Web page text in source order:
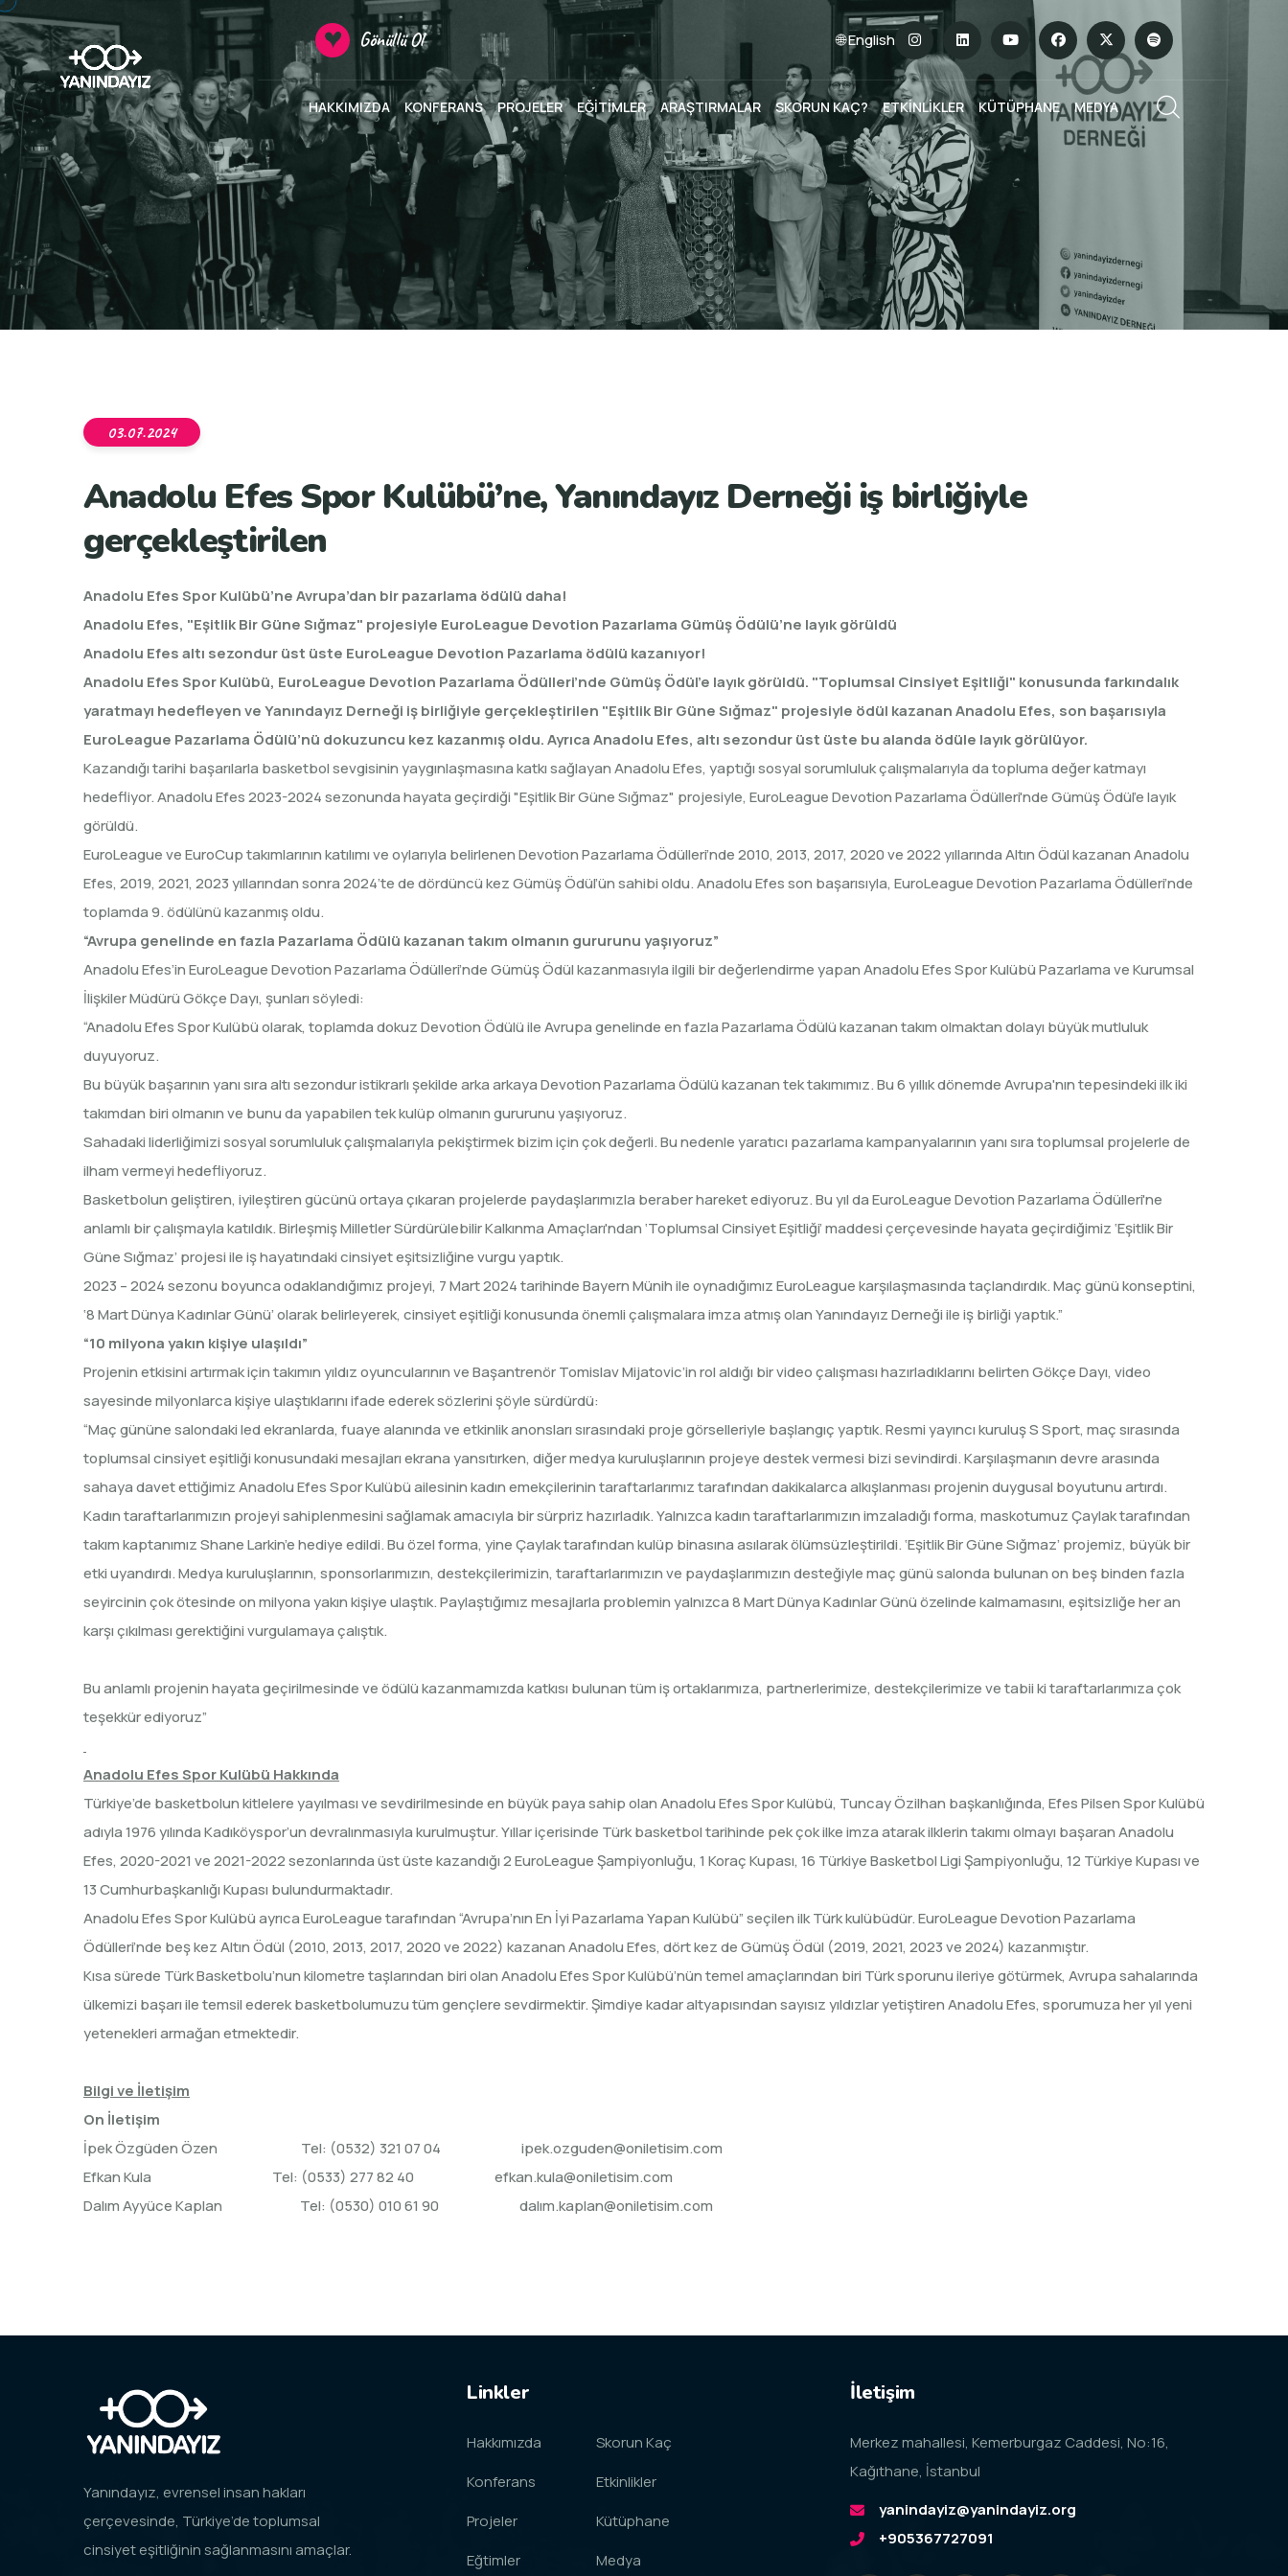
Gönüllü Ol 🌐 English
HAKKIMIZDA KONFERANS PROJELER EĞİTİMLER ARAŞTIRMALAR SKORUN KAÇ? ETKİNLİKLER KÜTÜPHANE MEDYA
03.07.2024
Anadolu Efes Spor Kulübü’ne, Yanındayız Derneği iş birliğiyle
gerçekleştirilen
Anadolu Efes Spor Kulübü’ne Avrupa’dan bir pazarlama ödülü daha!
Anadolu Efes, "Eşitlik Bir Güne Sığmaz" projesiyle EuroLeague Devotion Pazarlama Gümüş Ödülü’ne layık görüldü
Anadolu Efes altı sezondur üst üste EuroLeague Devotion Pazarlama ödülü kazanıyor!
Anadolu Efes Spor Kulübü, EuroLeague Devotion Pazarlama Ödülleri’nde Gümüş Ödül’e layık görüldü. "Toplumsal Cinsiyet Eşitliği" konusunda farkındalık
yaratmayı hedefleyen ve Yanındayız Derneği iş birliğiyle gerçekleştirilen "Eşitlik Bir Güne Sığmaz" projesiyle ödül kazanan Anadolu Efes, son başarısıyla
EuroLeague Pazarlama Ödülü’nü dokuzuncu kez kazanmış oldu. Ayrıca Anadolu Efes, altı sezondur üst üste bu alanda ödüle layık görülüyor.
Kazandığı tarihi başarılarla basketbol sevgisinin yaygınlaşmasına katkı sağlayan Anadolu Efes, yaptığı sosyal sorumluluk çalışmalarıyla da topluma değer katmayı
hedefliyor. Anadolu Efes 2023-2024 sezonunda hayata geçirdiği "Eşitlik Bir Güne Sığmaz" projesiyle, EuroLeague Devotion Pazarlama Ödülleri'nde Gümüş Ödül’e layık
görüldü.
EuroLeague ve EuroCup takımlarının katılımı ve oylarıyla belirlenen Devotion Pazarlama Ödülleri’nde 2010, 2013, 2017, 2020 ve 2022 yıllarında Altın Ödül kazanan Anadolu
Efes, 2019, 2021, 2023 yıllarından sonra 2024’te de dördüncü kez Gümüş Ödül’ün sahibi oldu. Anadolu Efes son başarısıyla, EuroLeague Devotion Pazarlama Ödülleri’nde
toplamda 9. ödülünü kazanmış oldu.
“Avrupa genelinde en fazla Pazarlama Ödülü kazanan takım olmanın gururunu yaşıyoruz”
Anadolu Efes’in EuroLeague Devotion Pazarlama Ödülleri’nde Gümüş Ödül kazanmasıyla ilgili bir değerlendirme yapan Anadolu Efes Spor Kulübü Pazarlama ve Kurumsal
İlişkiler Müdürü Gökçe Dayı, şunları söyledi:
“Anadolu Efes Spor Kulübü olarak, toplamda dokuz Devotion Ödülü ile Avrupa genelinde en fazla Pazarlama Ödülü kazanan takım olmaktan dolayı büyük mutluluk
duyuyoruz.
Bu büyük başarının yanı sıra altı sezondur istikrarlı şekilde arka arkaya Devotion Pazarlama Ödülü kazanan tek takımımız. Bu 6 yıllık dönemde Avrupa'nın tepesindeki ilk iki
takımdan biri olmanın ve bunu da yapabilen tek kulüp olmanın gururunu yaşıyoruz.
Sahadaki liderliğimizi sosyal sorumluluk çalışmalarıyla pekiştirmek bizim için çok değerli. Bu nedenle yaratıcı pazarlama kampanyalarının yanı sıra toplumsal projelerle de
ilham vermeyi hedefliyoruz.
Basketbolun geliştiren, iyileştiren gücünü ortaya çıkaran projelerde paydaşlarımızla beraber hareket ediyoruz. Bu yıl da EuroLeague Devotion Pazarlama Ödülleri'ne
anlamlı bir çalışmayla katıldık. Birleşmiş Milletler Sürdürülebilir Kalkınma Amaçları'ndan ‘Toplumsal Cinsiyet Eşitliği’ maddesi çerçevesinde hayata geçirdiğimiz ‘Eşitlik Bir
Güne Sığmaz’ projesi ile iş hayatındaki cinsiyet eşitsizliğine vurgu yaptık.
2023 – 2024 sezonu boyunca odaklandığımız projeyi, 7 Mart 2024 tarihinde Bayern Münih ile oynadığımız EuroLeague karşılaşmasında taçlandırdık. Maç günü konseptini,
‘8 Mart Dünya Kadınlar Günü’ olarak belirleyerek, cinsiyet eşitliği konusunda önemli çalışmalara imza atmış olan Yanındayız Derneği ile iş birliği yaptık.”
“10 milyona yakın kişiye ulaşıldı”
Projenin etkisini artırmak için takımın yıldız oyuncularının ve Başantrenör Tomislav Mijatovic’in rol aldığı bir video çalışması hazırladıklarını belirten Gökçe Dayı, video
sayesinde milyonlarca kişiye ulaştıklarını ifade ederek sözlerini şöyle sürdürdü:
“Maç gününe salondaki led ekranlarda, fuaye alanında ve etkinlik anonsları sırasındaki proje görselleriyle başlangıç yaptık. Resmi yayıncı kuruluş S Sport, maç sırasında
toplumsal cinsiyet eşitliği konusundaki mesajları ekrana yansıtırken, diğer medya kuruluşlarının projeye destek vermesi bizi sevindirdi. Karşılaşmanın devre arasında
sahaya davet ettiğimiz Anadolu Efes Spor Kulübü ailesinin kadın emekçilerinin taraftarlarımız tarafından dakikalarca alkışlanması projenin duygusal boyutunu artırdı.
Kadın taraftarlarımızın projeyi sahiplenmesini sağlamak amacıyla bir sürpriz hazırladık. Yalnızca kadın taraftarlarımızın imzaladığı forma, maskotumuz Çaylak tarafından
takım kaptanımız Shane Larkin’e hediye edildi. Bu özel forma, yine Çaylak tarafından kulüp binasına asılarak ölümsüzleştirildi. ‘Eşitlik Bir Güne Sığmaz’ projemiz, büyük bir
etki uyandırdı. Medya kuruluşlarının, sponsorlarımızın, destekçilerimizin, taraftarlarımızın ve paydaşlarımızın desteğiyle maç günü salonda bulunan on beş binden fazla
seyircinin çok ötesinde on milyona yakın kişiye ulaştık. Paylaştığımız mesajlarla problemin yalnızca 8 Mart Dünya Kadınlar Günü özelinde kalmamasını, eşitsizliğe her an
karşı çıkılması gerektiğini vurgulamaya çalıştık.
Bu anlamlı projenin hayata geçirilmesinde ve ödülü kazanmamızda katkısı bulunan tüm iş ortaklarımıza, partnerlerimize, destekçilerimize ve tabii ki taraftarlarımıza çok
teşekkür ediyoruz”
Anadolu Efes Spor Kulübü Hakkında
Türkiye’de basketbolun kitlelere yayılması ve sevdirilmesinde en büyük paya sahip olan Anadolu Efes Spor Kulübü, Tuncay Özilhan başkanlığında, Efes Pilsen Spor Kulübü
adıyla 1976 yılında Kadıköyspor’un devralınmasıyla kurulmuştur. Yıllar içerisinde Türk basketbol tarihinde pek çok ilke imza atarak ilklerin takımı olmayı başaran Anadolu
Efes, 2020-2021 ve 2021-2022 sezonlarında üst üste kazandığı 2 EuroLeague Şampiyonluğu, 1 Koraç Kupası, 16 Türkiye Basketbol Ligi Şampiyonluğu, 12 Türkiye Kupası ve
13 Cumhurbaşkanlığı Kupası bulundurmaktadır.
Anadolu Efes Spor Kulübü ayrıca EuroLeague tarafından “Avrupa’nın En İyi Pazarlama Yapan Kulübü” seçilen ilk Türk kulübüdür. EuroLeague Devotion Pazarlama
Ödülleri’nde beş kez Altın Ödül (2010, 2013, 2017, 2020 ve 2022) kazanan Anadolu Efes, dört kez de Gümüş Ödül (2019, 2021, 2023 ve 2024) kazanmıştır.
Kısa sürede Türk Basketbolu’nun kilometre taşlarından biri olan Anadolu Efes Spor Kulübü’nün temel amaçlarından biri Türk sporunu ileriye götürmek, Avrupa sahalarında
ülkemizi başarı ile temsil ederek basketbolumuzu tüm gençlere sevdirmektir. Şimdiye kadar altyapısından sayısız yıldızlar yetiştiren Anadolu Efes, sporumuza her yıl yeni
yetenekleri armağan etmektedir.
Bilgi ve İletişim
On İletişim
İpek Özgüden Özen Tel: (0532) 321 07 04 ipek.ozguden@oniletisim.com
Efkan Kula Tel: (0533) 277 82 40 efkan.kula@oniletisim.com
Dalım Ayyüce Kaplan Tel: (0530) 010 61 90 dalım.kaplan@oniletisim.com
Yanındayız, evrensel insan hakları
çerçevesinde, Türkiye’de toplumsal
cinsiyet eşitliğinin sağlanmasını amaçlar.
Linkler
Hakkımızda
Konferans
Projeler
Eğtimler
Skorun Kaç
Etkinlikler
Kütüphane
Medya
İletişim
Merkez mahallesi, Kemerburgaz Caddesi, No:16,
Kağıthane, İstanbul
yanindayiz@yanindayiz.org
+905367727091